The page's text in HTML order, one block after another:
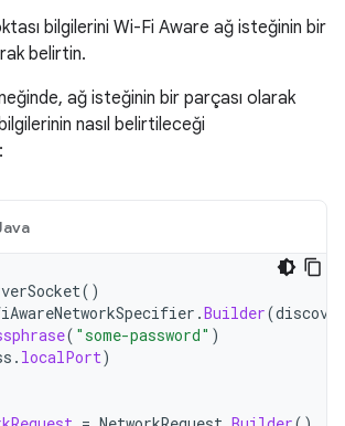
bilgilerini Wi-Fi Aware ağ isteğinin bir
belirtin.
ağ isteğinin bir parçası olarak
nasıl belirtileceği
()
.Builder(
( "some-password" )
. localPort)